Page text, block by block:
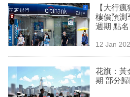
商
業
科
技
職
場
【大行
樓價預測
週期 點
12 Jan
花旗：黃
期 部分